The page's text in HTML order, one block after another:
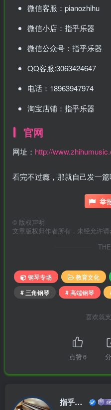
微信客服：pianozhihu
微信小店：指乎乐器
微信公众号：指乎乐器
QQ客服:3063424647
电话：18963947974
淘宝店铺：指乎乐器
官网
网址： http://
看完不过瘾，那就自己发一篇
举
© 版权声明
文章版权归作者所有，未经允许请
钢琴专场 教育文化
# 三角钢琴
# 高端钢琴
喜欢就
点赞6
指乎乐器